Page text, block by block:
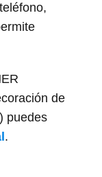
de
puedes
.